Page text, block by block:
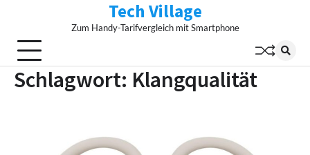
content
Tech Village
Zum Handy-Tarifvergleich mit Smartphone
Schlagwort: Klangqualität